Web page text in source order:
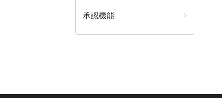
承認機能